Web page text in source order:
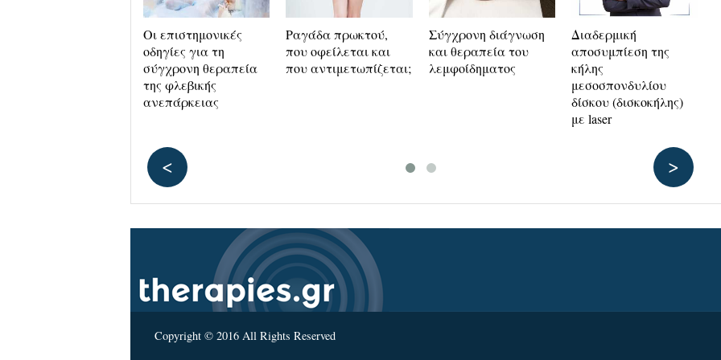
Οι επιστημονικές
οδηγίες για τη
σύγχρονη θεραπεία
της φλεβικής
ανεπάρκειας
Ραγάδα πρωκτού,
που οφείλεται και
που αντιμετωπίζεται;
Σύγχρονη διάγνωση
και θεραπεία του
λεμφοίδηματος
Διαδερμική
αποσυμπίεση της
κήλης
μεσοσπονδυλίου
δίσκου (δισκοκήλης)
με laser
< >
ΙΑΤΡΙΚΑ ΝΕΑ
Copyright © 2016 All Rights Reserved